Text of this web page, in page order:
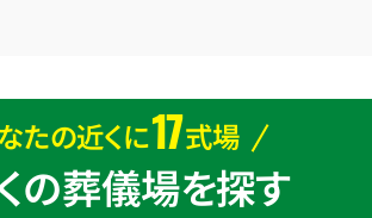
たの近くに17式場
の葬儀場を探す